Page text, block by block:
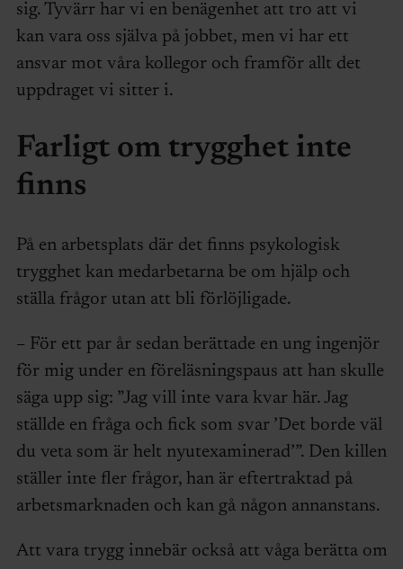
sig. Tyvärr har vi en benägenhet att tro att vi
kan vara oss själva på jobbet, men vi har ett
ansvar mot våra kollegor och framför allt det
uppdraget vi sitter i.
Farligt om trygghet inte
finns
På en arbetsplats där det finns psykologisk
trygghet kan medarbetarna be om hjälp och
ställa frågor utan att bli förlöjligade.
– För ett par år sedan berättade en ung ingenjör
för mig under en föreläsningspaus att han skulle
säga upp sig: ”Jag vill inte vara kvar här. Jag
ställde en fråga och fick som svar ’Det borde väl
du veta som är helt nyutexaminerad’”. Den killen
ställer inte fler frågor, han är eftertraktad på
arbetsmarknaden och kan gå någon annanstans.
Att vara trygg innebär också att våga berätta om